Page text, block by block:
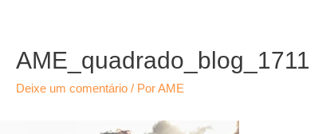
AME_quadrado_blog_1711
Deixe um comentário / PorAME